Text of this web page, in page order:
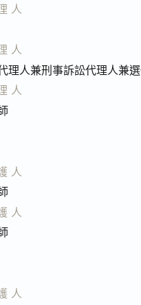
人
人
理人兼刑事訴訟代理人兼
人
人
人
人